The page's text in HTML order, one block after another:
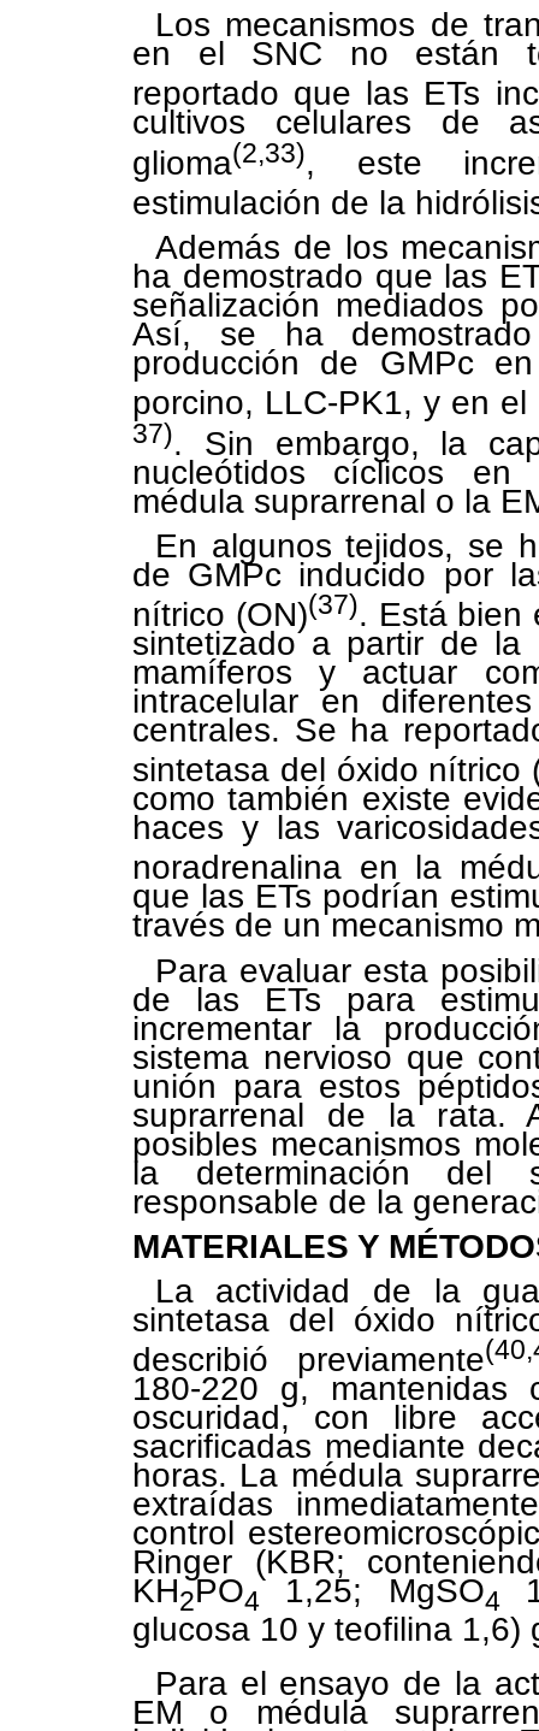
Los mecanismos de
en el SNC no están
reportado que las ETs
cultivos celulares de
glioma(2,33), este
estimulación de la
Además de los
ha demostrado que las
señalización mediados
Así, se ha
producción de GMPc
porcino, LLC-PK1, y en
37). Sin embargo, la
nucleótidos cíclicos en
médula suprarrenal o la
En algunos tejidos, se
de GMPc inducido por
nítrico (ON)(37). Está bien
sintetizado a partir de la
mamíferos y actuar
intracelular en
centrales. Se ha
sintetasa del óxido nítrico
como también existe
haces y las
noradrenalina en la
que las ETs podrían
través de un mecanismo
Para evaluar esta
de las ETs para
incrementar la
sistema nervioso que
unión para estos
suprarrenal de la rata.
posibles mecanismos
la determinación del
responsable de la
MATERIALES Y
La actividad de la
sintetasa del óxido
describió previamente
180-220 g,
oscuridad, con libre
sacrificadas mediante
horas. La médula
extraídas
control
Ringer (KBR;
KH2PO41,25; MgSO4
glucosa 10 y teofilina 1,6)
Para el ensayo de la
EM o médula